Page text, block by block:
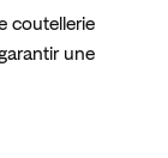
coutellerie
une